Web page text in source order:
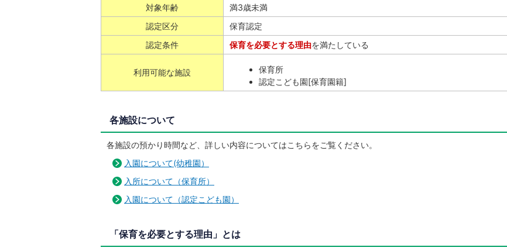
対象年齢
満3歳未満
認定区分
保育認定
認定条件
保育を必要とする理由を満たしている
利用可能な施設
保育所
認定こども園[保育園籍]
各施設について
各施設の預かり時間など、詳しい内容についてはこちらをご覧ください。
入園について(幼稚園）
入所について（保育所）
入園について（認定こども園）
「保育を必要とする理由」とは